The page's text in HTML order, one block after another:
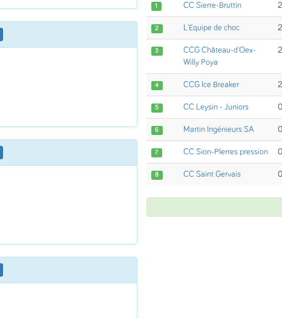
1 CC Sierre-Bruttin 2
2 L'Equipe de choc 2
3
CCG Château-d'Oex-
Willy Poya
2
4 CCG Ice Breaker 2
5 CC Leysin - Juniors 0
6 Martin Ingénieurs SA 0
7 CC Sion-PIerres pression 0
8 CC Saint Gervais 0